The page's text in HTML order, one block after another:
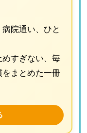
院通い、ひと
すぎない、毎
をまとめた一冊